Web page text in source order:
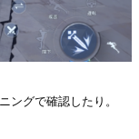
ングで確認したり。